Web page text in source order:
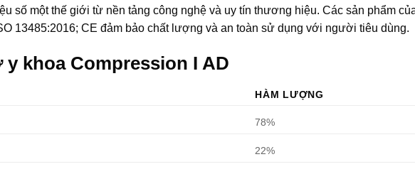
số một thế giới từ nền tảng công nghệ và uy tín thương hiệu. Các sản phẩm
13485:2016; CE đảm bảo chất lượng và an toàn sử dụng với người tiêu dùng.
khoa Compression I AD
HÀM LƯỢNG
78%
22%